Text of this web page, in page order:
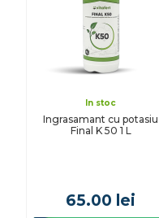
In stoc
Ingrasamant cu potasiu
Final K 50 1 L
65.00 lei